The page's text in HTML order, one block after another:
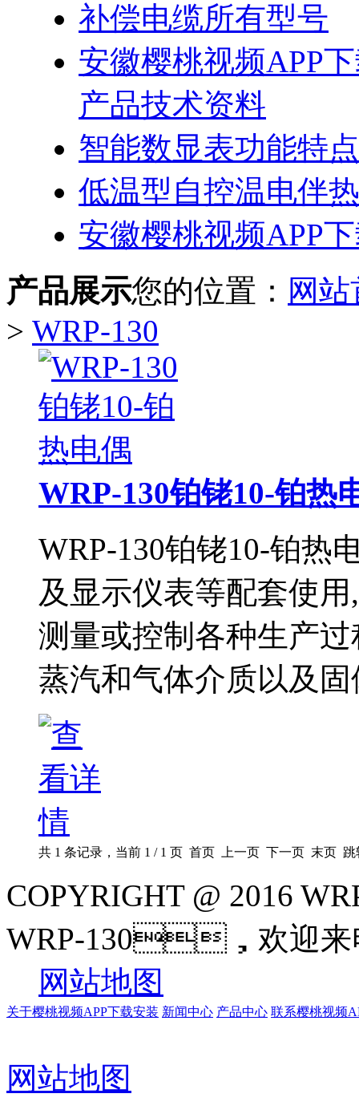
补偿电缆所有型号
安徽樱桃视频APP
产品技术资料
智能数显表功能特点
低温型自控温电伴
安徽樱桃视频APP
产品展示您的位置： 网
> WRP-130
WRP-130铂铑10-铂热
WRP-130铂铑10-铂热
及显示仪表等配套使用,
测量或控制各种生产过
蒸汽和气体介质以及固
共 1 条记录，当前 1 / 1 页 首页 上一页 下一页 末页
COPYRIGHT @ 2016
WRP-130，欢迎来
网站地图
关于樱桃视频APP下载安装 新闻中心 产品中心 联系樱桃视频
网站地图